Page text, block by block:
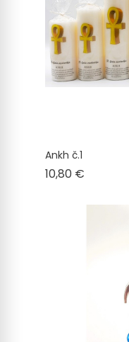
Ankh č.1
10,80 €